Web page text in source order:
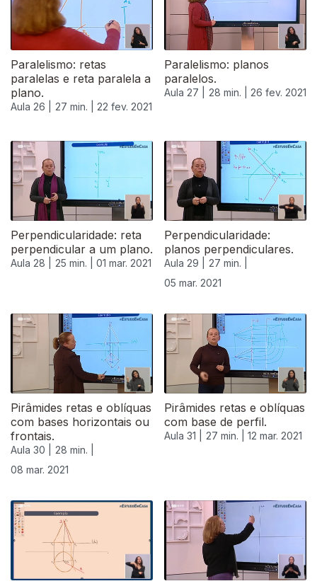
Paralelismo: retas
paralelas e reta paralela a
plano.
Aula 26 | 27 min. | 22 fev. 2021
Paralelismo: planos
paralelos.
Aula 27 | 28 min. | 26 fev. 2021
Perpendicularidade: reta
perpendicular a um plano.
Aula 28 | 25 min. | 01 mar. 2021
Perpendicularidade:
planos perpendiculares.
Aula 29 |
27 min. |
05 mar. 2021
Pirâmides retas e oblíquas
com bases horizontais ou
frontais.
Aula 30 |
28 min. |
08 mar. 2021
Pirâmides retas e oblíquas
com base de perfil.
Aula 31 | 27 min. | 12 mar. 2021